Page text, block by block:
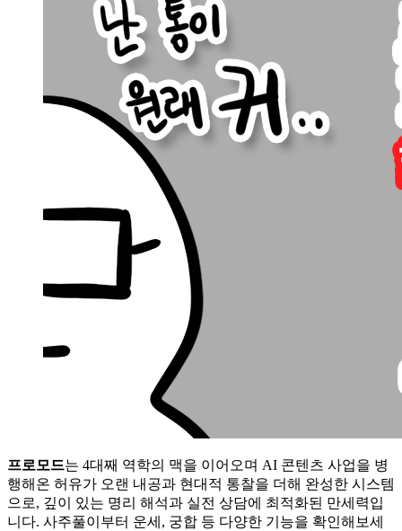
프로모드는 4대째 역학의 맥을 이어오며 AI 콘텐츠 사업을 병
행해온 허유가 오랜 내공과 현대적 통찰을 더해 완성한 시스템
으로, 깊이 있는 명리 해석과 실전 상담에 최적화된 만세력입
니다. 사주풀이부터 운세, 궁합 등 다양한 기능을 확인해보세